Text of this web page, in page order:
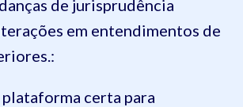
de jurisprudência
em entendimentos de
plataforma certa para